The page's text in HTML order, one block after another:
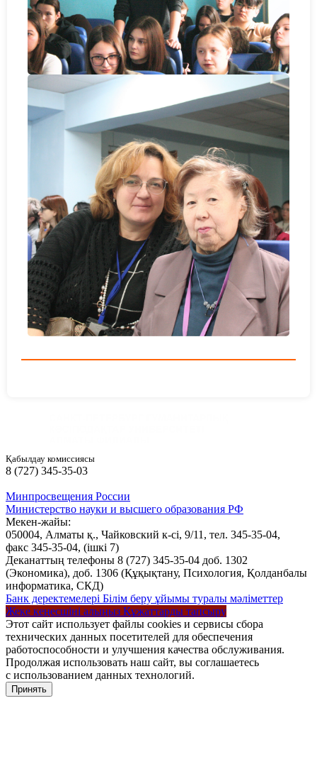
Қабылдау комиссиясы
8 (727) 345-35-03
Минпросвещения России
Министерство науки и высшего образования РФ
Мекен-жайы:
050004, Алматы қ., Чайковский к-сі, 9/11, тел. 345-35-04,
факс 345-35-04, (ішкі 7)
Деканаттың телефоны 8 (727) 345-35-04 доб. 1302
(Экономика), доб. 1306 (Құқықтану, Психология, Қолданбалы
информатика, СКД)
Банк деректемелері Білім беру ұйымы туралы мәліметтер
Жеке кеңесшіні алыңыз Құжаттарды тапсыру
Этот сайт использует файлы cookies и сервисы сбора
технических данных посетителей для обеспечения
работоспособности и улучшения качества обслуживания.
Продолжая использовать наш сайт, вы соглашаетесь
с использованием данных технологий.
Принять